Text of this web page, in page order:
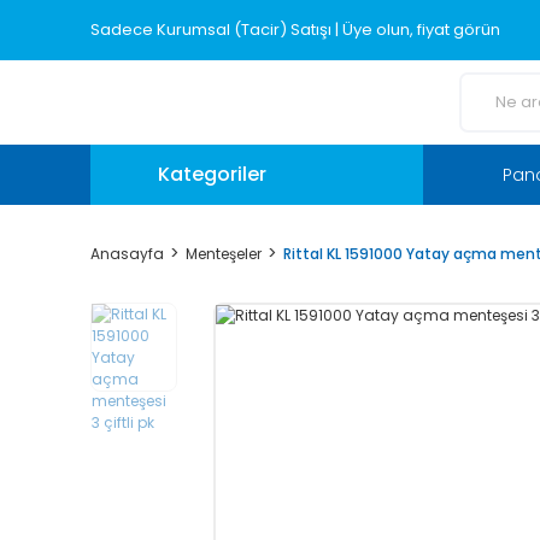
Sadece Kurumsal (Tacir) Satışı | Üye olun, fiyat görün
Kategoriler
Anasayfa Menteşeler Rittal KL 1591000 Yatay açma